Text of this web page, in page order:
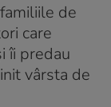
de
care
îi predau
vârsta de